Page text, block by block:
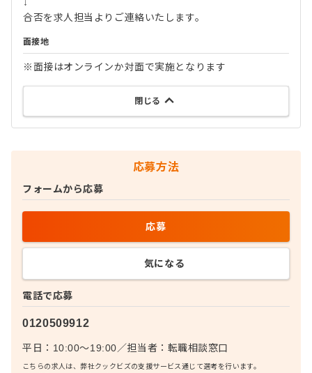
合否を求人担当よりご連絡いたします。
面接地
※面接はオンラインか対面で実施となります
閉じる
応募方法
電話で応募
0120509912
平日：10:00〜19:00／担当者： 転職相談窓口
こちらの求人は、弊社クックビズの支援サービス通じて選考を行います。
フォームから応募
応募
気になる